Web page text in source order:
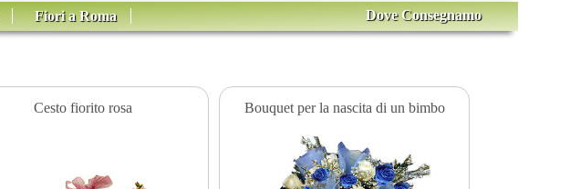
Fiori a Roma Dove Consegnamo
Cesto fiorito rosa Bouquet per la nascita di un bimbo